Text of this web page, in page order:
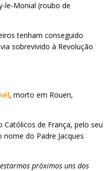
le-Monial (roubo de
tenham conseguido
sobrevivido à Revolução
, morto em Rouen,
de França, pelo seu
do Padre Jacques
próximos uns dos